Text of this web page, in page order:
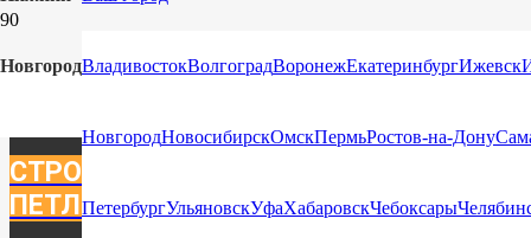
НовгородВладивостокВолгоградВоронежЕкатеринбургИжевск
НовгородНовосибирскОмскПермьРостов-на-Дону
ПетербургУльяновскУфаХабаровскЧебоксары
СТРОПЫ ТЕКСТИЛЬНЫЕ ЛЕНТОЧНЫЕ
СТРОПЫ ТЕКСТИЛЬНЫЕ ЛЕНТОЧНЫЕ
ПЕТЛЕВЫЕ